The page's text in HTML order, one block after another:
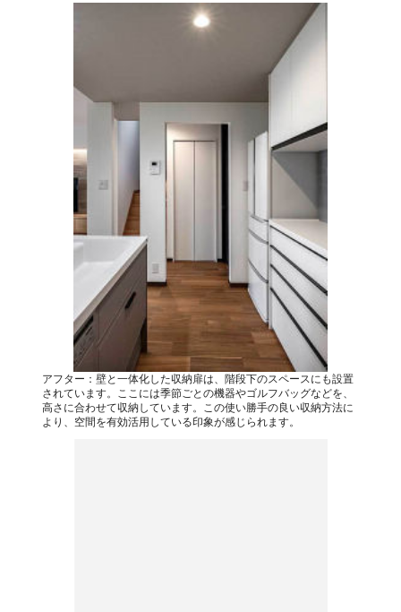
アフター：壁と一体化した収納扉は、階段下のスペースにも設置
されています。ここには季節ごとの機器やゴルフバッグなどを、
高さに合わせて収納しています。この使い勝手の良い収納方法に
より、空間を有効活用している印象が感じられます。